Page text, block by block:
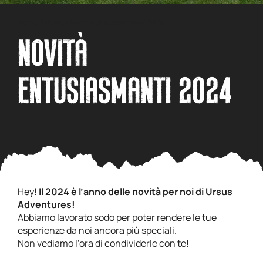
NOVITÀ
ENTUSIASMANTI 2024
Hey! Il 2024 è l’anno delle novità per noi di Ursus
Adventures!
Abbiamo lavorato sodo per poter rendere le tue
esperienze da noi ancora più speciali.
Non vediamo l’ora di condividerle con te!